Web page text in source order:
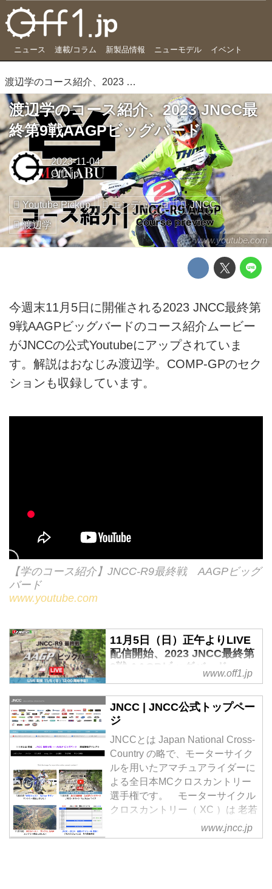
ニュース 連載/コラム 新製品情報 ニューモデル イベント
渡辺学のコース紹介、2023 JNCC最終第9戦AAGPビッグバード
www.youtube.com
渡辺学のコース紹介、2023 JNCC最
終第9戦AAGPビッグバード
2023-11-04
Off1.jp
Youtube Pickup エンデューロ
JNCC
渡辺学
今週末11月5日に開催される2023 JNCC最終第
9戦AAGPビッグバードのコース紹介ムービー
がJNCCの公式Youtubeにアップされていま
す。解説はおなじみ渡辺学。COMP-GPのセク
ションも収録しています。
【学のコース紹介】JNCC-R9最終戦 AAGPビッグ
バード
www.youtube.com
11月5日（日）正午よりLIVE
配信開始、2023 JNCC最終第
9戦 AAGPビッグバード -
Off1.jp（オフワン・ドット・
ジェイピー）
今週末11月5日（日）に開催され
る2023 JNCC最終第9戦AAGPビ
ッグバード、正午より配信が開始
されるLIVEドローンのYoutubeが
公式チャンネルにアップされてい
ます。 アメリカGNCCのトップ
ライダー、スチュワード・ベイラ
ーの参戦もあり注目度も高まって
いる一戦、観戦客用の特別ライン
なども用意されるようなのでぜひ
www.off1.jp
JNCC | JNCC公式トップペー
ジ
JNCCとは Japan National Cross-
Country の略で、モーターサイク
ルを用いたアマチュアライダーに
よる全日本MCクロスカントリー
選手権です。 モーターサイクル
クロスカントリー（ XC ）は 老若
男女が自然の中で調和し、原則的
に人工セクションを使わずに、自
www.jncc.jp